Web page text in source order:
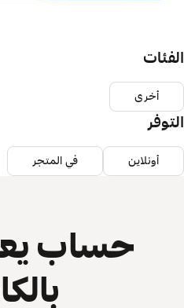
الفئات
أخرى
التوفر
أونلاين في المتجر
حساب